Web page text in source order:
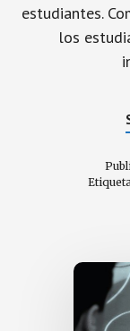
estudiantes.
los